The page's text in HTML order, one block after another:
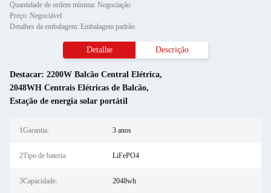
Quantidade de ordem mínima: Negociação
Preço: Negociável
Detalhes da embalagem: Embalagem padrão
Detalhe Descrição
Destacar: 2200W Balcão Central Elétrica,
2048WH Centrais Elétricas de Balcão,
Estação de energia solar portátil
1Garantia: 3 anos
2Tipo de bateria: LiFePO4
3Capacidade: 2048wh